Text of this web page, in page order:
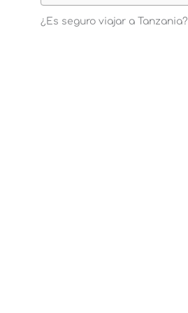
¿Es seguro viajar a Tanzania?